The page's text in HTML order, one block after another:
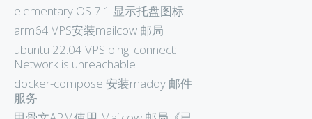
elementary OS 7.1 显示托盘图标
arm64 VPS安装mailcow 邮局
ubuntu 22.04 VPS ping: connect:
Network is unreachable
docker-compose 安装maddy 邮件
服务